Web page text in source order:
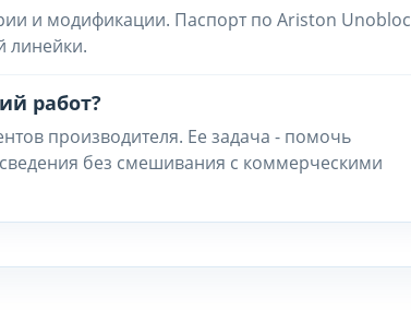
и модификации. Паспорт по Ariston Unobloc
линейки.
работ?
производителя. Ее задача - помочь
без смешивания с коммерческими